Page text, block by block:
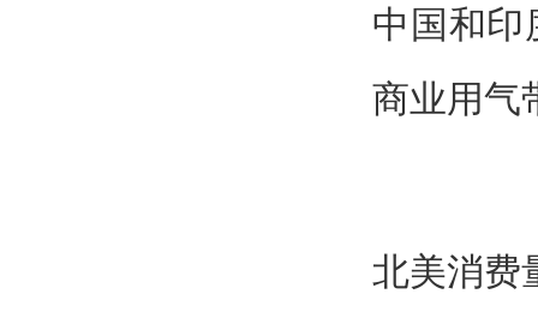
中国和印
商业用气
北美消费